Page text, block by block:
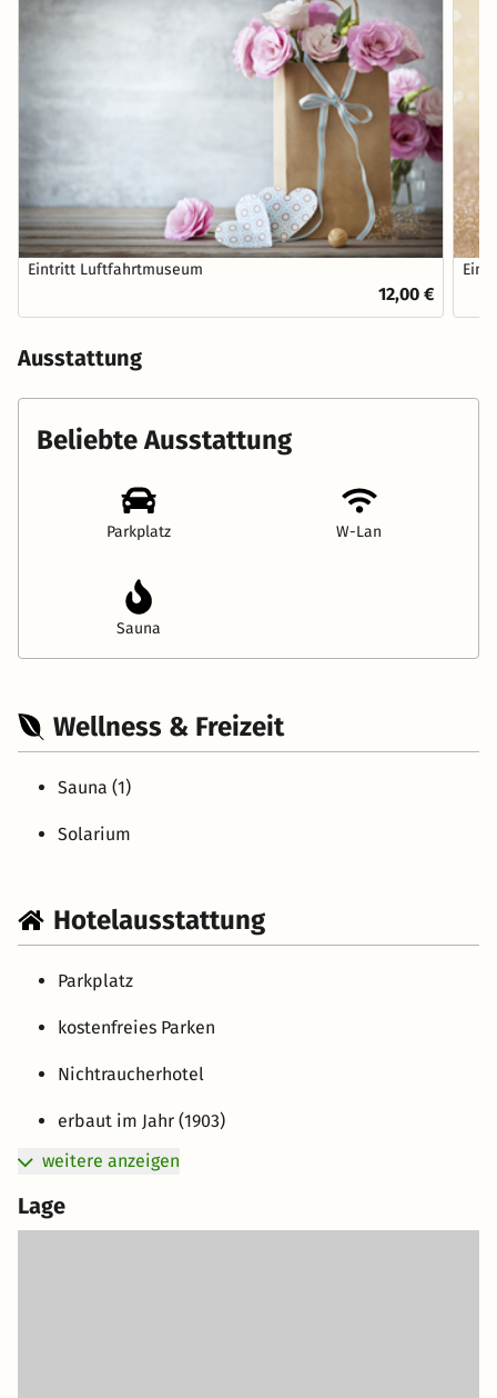
Eintritt Luftfahrtmuseum
12,00 €
Ausstattung
Beliebte Ausstattung
Parkplatz W-Lan
Sauna
Wellness & Freizeit
Sauna (1)
Solarium
Hotelausstattung
Parkplatz
kostenfreies Parken
Nichtraucherhotel
erbaut im Jahr (1903)
weitere anzeigen
Lage